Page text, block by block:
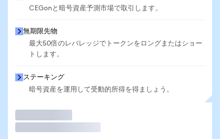
CEGonと暗号資産予測市場で取引します。
無期限先物
最大50倍のレバレッジでトークンをロングまたはショー
トします。
ステーキング
暗号資産を運用して受動的所得を得ましょう。